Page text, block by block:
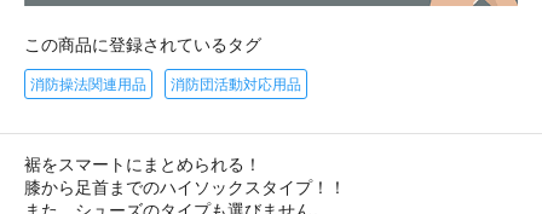
この商品に登録されているタグ
消防操法関連用品 消防団活動対応用品
裾をスマートにまとめられる！
膝から足首までのハイソックスタイプ！！
また、シューズのタイプも選びません。